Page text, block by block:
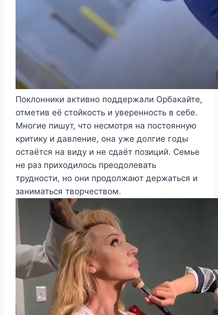
Поклонники активно поддержали Орбакайте,
отметив её стойкость и уверенность в себе.
Многие пишут, что несмотря на постоянную
критику и давление, она уже долгие годы
остаётся на виду и не сдаёт позиций. Семье
не раз приходилось преодолевать
трудности, но они продолжают держаться и
заниматься творчеством.